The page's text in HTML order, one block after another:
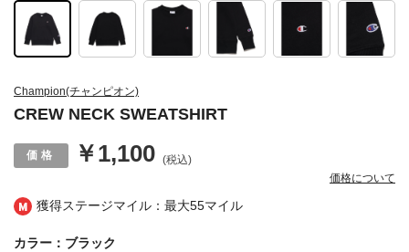
獲得ステージマイル：最大55マイル
Champion(チャンピオン)
CREW NECK SWEATSHIRT
￥1,100 (税込)
価格について
カラー：ブラック